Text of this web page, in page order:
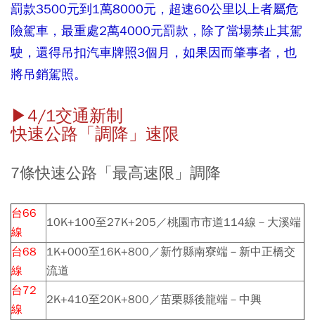
罰款3500元到1萬8000元，超速60公里以上者屬危
險駕車，最重處2萬4000元罰款，除了當場禁止其駕
駛，還得吊扣汽車牌照3個月，如果因而肇事者，也
將吊銷駕照。
▶︎4/1交通新制
快速公路「調降」速限
7條快速公路「最高速限」調降
台66
線
10K+100至27K+205／桃園市市道114線－大溪端
台68
線
1K+000至16K+800／新竹縣南寮端－新中正橋交
流道
台72
線
2K+410至20K+800／苗栗縣後龍端－中興